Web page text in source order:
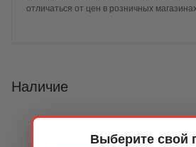
Выберите свой
отличаться от цен в розничных
Наличие